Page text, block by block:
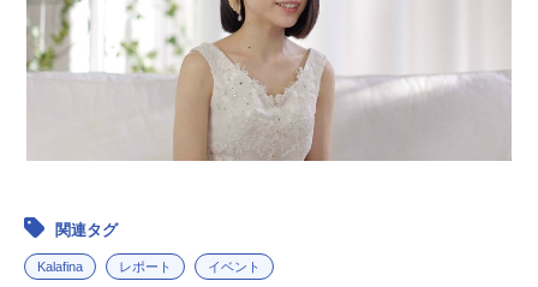
関連タグ
Kalafina レポート イベント